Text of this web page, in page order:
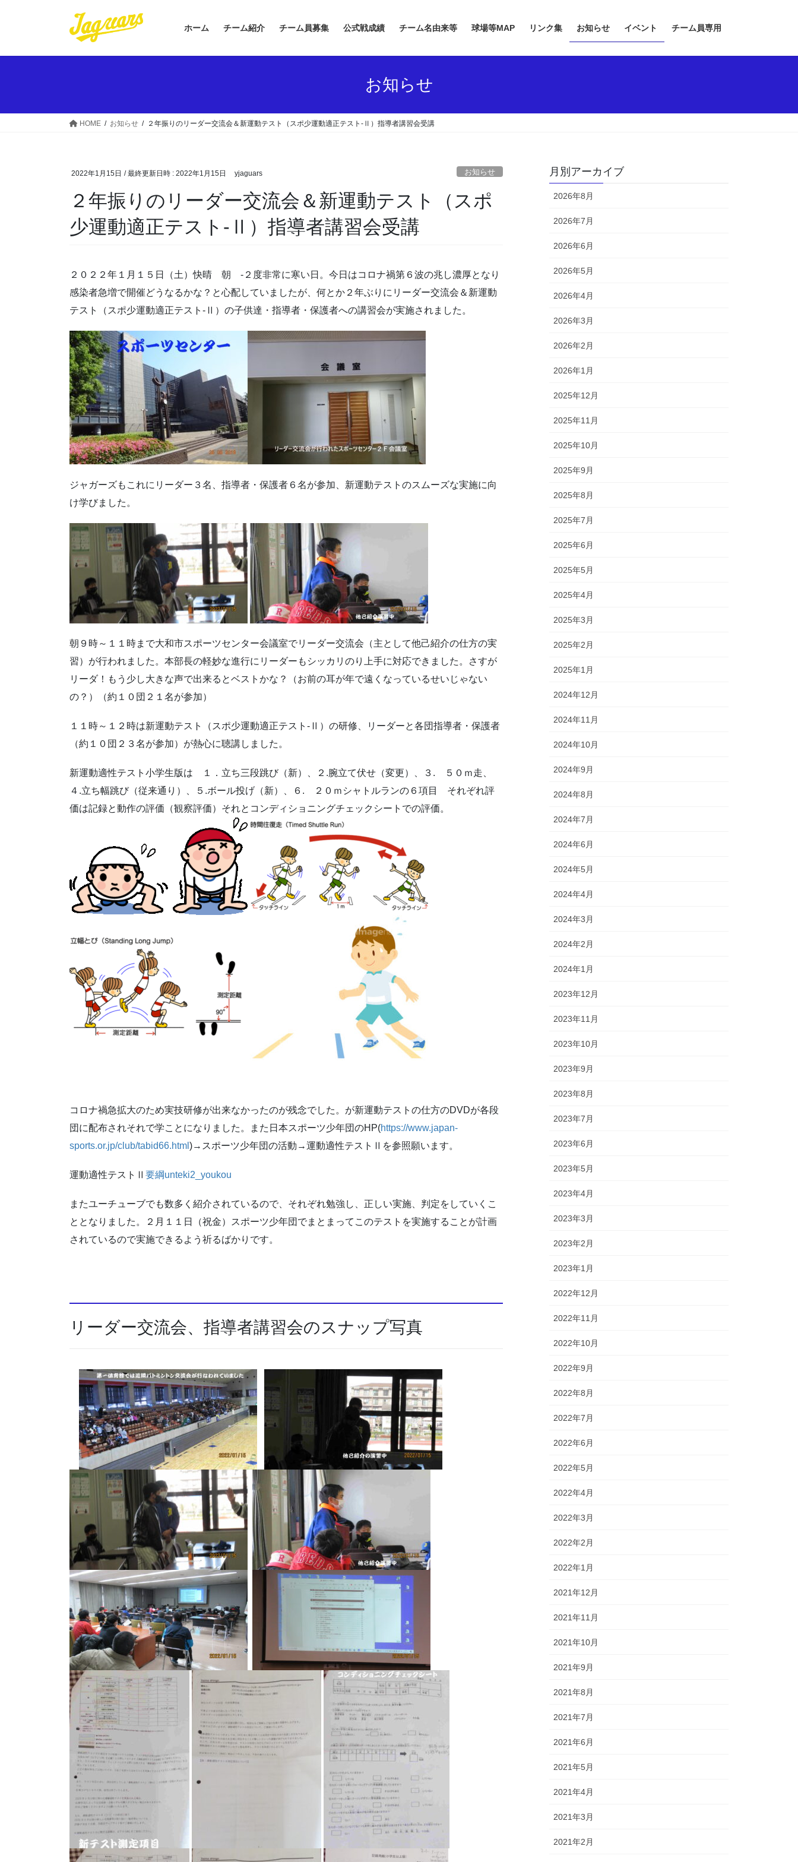
ホーム チーム紹介 チーム員募集 公式戦成績 チーム名由来等 球場等MAP リンク集 お知らせ イベント チーム員専用
お知らせ
HOME お知らせ ２年振りのリーダー交流会＆新運動テスト（スポ少運動適正テスト-Ⅱ）指導者講習会受講
2022年1月15日 / 最終更新日時 : 2022年1月15日 yjaguars お知らせ
２年振りのリーダー交流会＆新運動テスト（スポ
少運動適正テスト-Ⅱ）指導者講習会受講
２０２２年１月１５日（土）快晴 朝 -２度非常に寒い日。今日はコロナ禍第６波の兆し濃厚となり
感染者急増で開催どうなるかな？と心配していましたが、何とか２年ぶりにリーダー交流会＆新運動
テスト（スポ少運動適正テスト-Ⅱ）の子供達・指導者・保護者への講習会が実施されました。
ジャガーズもこれにリーダー３名、指導者・保護者６名が参加、新運動テストのスムーズな実施に向
け学びました。
朝９時～１１時まで大和市スポーツセンター会議室でリーダー交流会（主として他己紹介の仕方の実
習）が行われました。本部長の軽妙な進行にリーダーもシッカリのり上手に対応できました。さすが
リーダ！もう少し大きな声で出来るとベストかな？（お前の耳が年で遠くなっているせいじゃない
の？）（約１０団２１名が参加）
１１時～１２時は新運動テスト（スポ少運動適正テスト-Ⅱ）の研修、リーダーと各団指導者・保護者
（約１０団２３名が参加）が熱心に聴講しました。
新運動適性テスト小学生版は １．立ち三段跳び（新）、２.腕立て伏せ（変更）、３. ５０ｍ走、
４.立ち幅跳び（従来通り）、５.ボール投げ（新）、６. ２０ｍシャトルランの６項目 それぞれ評
価は記録と動作の評価（観察評価）それとコンディショニングチェックシートでの評価。
コロナ禍急拡大のため実技研修が出来なかったのが残念でした。が新運動テストの仕方のDVDが各段
団に配布されそれで学ことになりました。また日本スポーツ少年団のHP(https://www.japan-
sports.or.jp/club/tabid66.html )→スポーツ少年団の活動→運動適性テストⅡを参照願います。
運動適性テストⅡ 要綱unteki2_youkou
またユーチューブでも数多く紹介されているので、それぞれ勉強し、正しい実施、判定をしていくこ
ととなりました。２月１１日（祝金）スポーツ少年団でまとまってこのテストを実施することが計画
されているので実施できるよう祈るばかりです。
リーダー交流会、指導者講習会のスナップ写真
月別アーカイブ
2026年8月
2026年7月
2026年6月
2026年5月
2026年4月
2026年3月
2026年2月
2026年1月
2025年12月
2025年11月
2025年10月
2025年9月
2025年8月
2025年7月
2025年6月
2025年5月
2025年4月
2025年3月
2025年2月
2025年1月
2024年12月
2024年11月
2024年10月
2024年9月
2024年8月
2024年7月
2024年6月
2024年5月
2024年4月
2024年3月
2024年2月
2024年1月
2023年12月
2023年11月
2023年10月
2023年9月
2023年8月
2023年7月
2023年6月
2023年5月
2023年4月
2023年3月
2023年2月
2023年1月
2022年12月
2022年11月
2022年10月
2022年9月
2022年8月
2022年7月
2022年6月
2022年5月
2022年4月
2022年3月
2022年2月
2022年1月
2021年12月
2021年11月
2021年10月
2021年9月
2021年8月
2021年7月
2021年6月
2021年5月
2021年4月
2021年3月
2021年2月